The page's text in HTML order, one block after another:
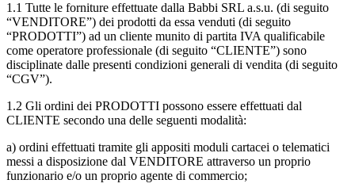
1.1 Tutte le forniture effettuate dalla Babbi SRL a.s.u. (di seguito
“VENDITORE”) dei prodotti da essa venduti (di seguito
“PRODOTTI”) ad un cliente munito di partita IVA qualificabile
come operatore professionale (di seguito “CLIENTE”) sono
disciplinate dalle presenti condizioni generali di vendita (di seguito
“CGV”).
1.2 Gli ordini dei PRODOTTI possono essere effettuati dal
CLIENTE secondo una delle seguenti modalità:
a) ordini effettuati tramite gli appositi moduli cartacei o telematici
messi a disposizione dal VENDITORE attraverso un proprio
funzionario e/o un proprio agente di commercio;